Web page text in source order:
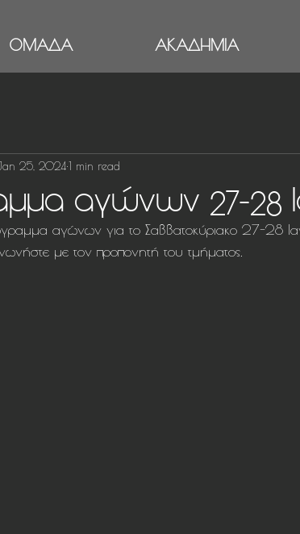
ΟΜΑΔΑ ΑΚΑΔΗΜΙΑ
αγώνων 27-28
Jan 25, 2024 1 min read
αγώνων για το Σαββατοκύριακο 27-28
με τον προπονητή του τμήματος.